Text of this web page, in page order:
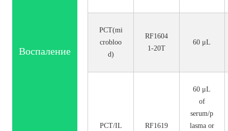
Воспаление
PCT(mi
crobloo
d)
RF1604
1-20T
60 μL
PCT/IL
RF1619
60 μL
of
serum/p
lasma or